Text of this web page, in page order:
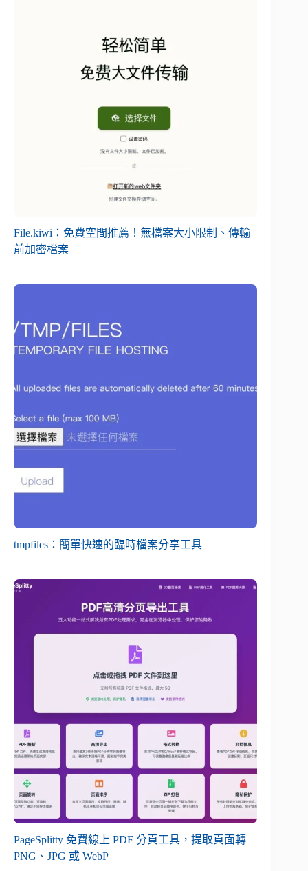
File.kiwi：免費空間推薦！無檔案大小限制、傳輸
前加密檔案
tmpfiles：簡單快速的臨時檔案分享工具
PageSplitty 免費線上 PDF 分頁工具，提取頁面轉
PNG、JPG 或 WebP